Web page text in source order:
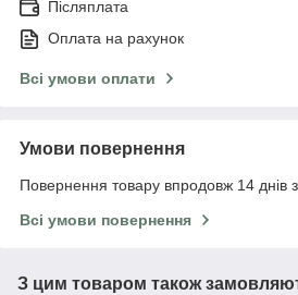
Післяплата
Оплата на рахунок
Всі умови оплати
Умови повернення
Повернення товару впродовж 14 днів
Всі умови повернення
З цим товаром також